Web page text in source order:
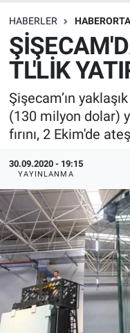
HABERLER
TL'LİK
Şişecam’ın
(130 milyon dolar)
fırını, 2 Ekim'de
30.09.2020 - 19:15
YAYINLANMA
İnşaat ve
HaberOrtak
EndüstriST
Enerjisini Üreten
Endüstri 4.0
Ağır Sanayi